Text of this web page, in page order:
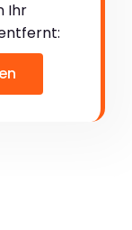
Ihr